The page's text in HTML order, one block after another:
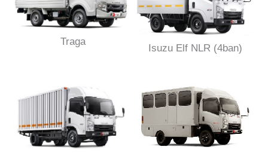
Traga
Isuzu Elf NLR (4ban)